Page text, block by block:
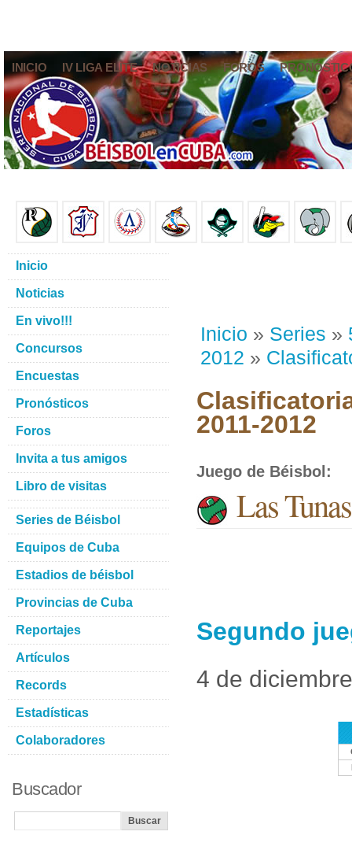
INICIO IV LIGA ELITE NOTICIAS FOROS
Inicio » Series »
2012 »
2011-2012
Juego de Béisbol :
Las
Segundo
4 de
Inicio
Noticias
En vivo!!!
Concursos
Encuestas
Pronósticos
Foros
Invita a tus amigos
Libro de visitas
Series de Béisbol
Equipos de Cuba
Estadios de béisbol
Provincias de Cuba
Reportajes
Artículos
Records
Estadísticas
Colaboradores
Buscador